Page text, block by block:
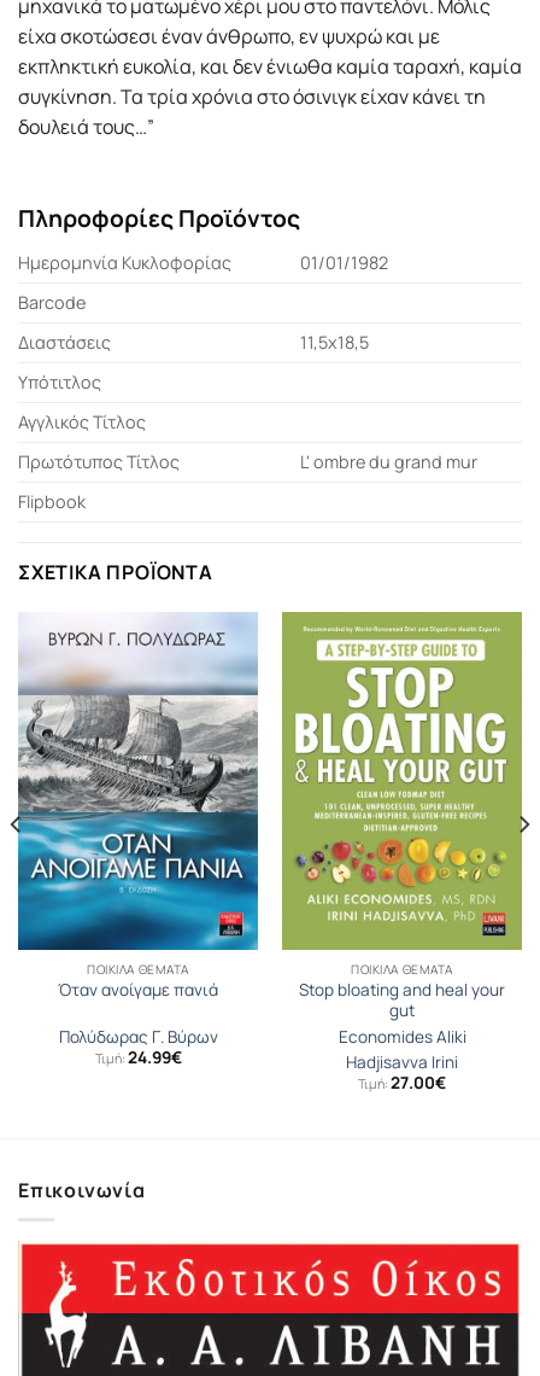
μηχανικά το ματωμένο χέρι μου στο παντελόνι. Μόλις
είχα σκοτώσεσι έναν άνθρωπο, εν ψυχρώ και με
εκπληκτική ευκολία, και δεν ένιωθα καμία ταραχή, καμία
συγκίνηση. Τα τρία χρόνια στο όσινιγκ είχαν κάνει τη
δουλειά τους…”
Πληροφορίες Προϊόντος
Ημερομηνία Κυκλοφορίας
01/01/1982
Barcode
Διαστάσεις
11,5x18,5
Υπότιτλος
Αγγλικός Τίτλος
Πρωτότυπος Τίτλος
L' ombre du grand mur
Flipbook
ΣΧΕΤΙΚΆ ΠΡΟΪΌΝΤΑ
ΠΟΙΚΊΛΑ ΘΈΜΑΤΑ
Όταν ανοίγαμε πανιά
Πολύδωρας Γ. Βύρων
Τιμή: 24.99€
ΠΟΙΚΊΛΑ ΘΈΜΑΤΑ
Stop bloating and heal your
gut
Economides Aliki
Hadjisavva Irini
Τιμή: 27.00€
Επικοινωνία